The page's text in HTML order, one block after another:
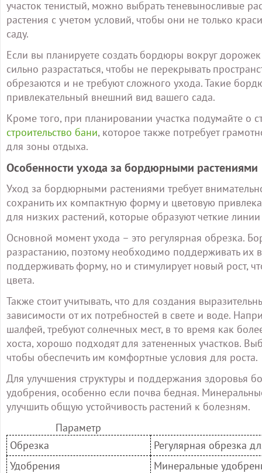
участок тенистый, можно выбрать теневыносливые
растения с учетом условий, чтобы они не только
саду.
Если вы планируете создать бордюры вокруг
сильно разрастаться, чтобы не перекрывать
обрезаются и не требуют сложного ухода. Такие
привлекательный внешний вид вашего сада.
Кроме того, при планировании участка подумайте о
строительство бани, которое также потребует
для зоны отдыха.
Особенности ухода за бордюрными растениями
Уход за бордюрными растениями требует
сохранить их компактную форму и цветовую
для низких растений, которые образуют четкие
Основной момент ухода – это регулярная обрезка.
разрастанию, поэтому необходимо поддерживать их
поддерживать форму, но и стимулирует новый рост,
цвета.
Также стоит учитывать, что для создания
зависимости от их потребностей в свете и воде.
шалфей, требуют солнечных мест, в то время как
хоста, хорошо подходят для затененных участков.
чтобы обеспечить им комфортные условия для роста.
Для улучшения структуры и поддержания здоровья
удобрения, особенно если почва бедная.
улучшить общую устойчивость растений к болезням.
Параметр
Обрезка
Регулярная обрезка
Удобрения
Минеральные